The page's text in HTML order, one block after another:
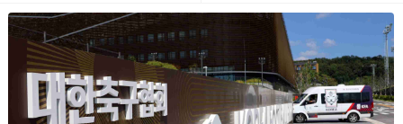
つ見てます。
+4
23. 匿名2014/09/26(金) 23:07:57